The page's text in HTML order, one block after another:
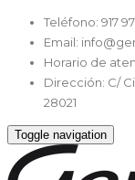
Teléfono: 917
Email:
Horario de
Dirección: C/
28021
Toggle navigation